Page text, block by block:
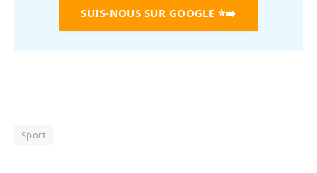
SUIS-NOUS SUR GOOGLE ⭐➡️
Sport